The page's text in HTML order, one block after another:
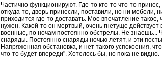
Частично функционируют. Где-то кто-то что-то
откуда-то, дверь принесли, поставили, но ни мебели,
приходится где-то доставать. Мое впечатление такое,
нужен. Какой-то он мертвый, очень гнетуще действует
военные, по ночам постоянно обстрелы. Не знаешь...
снаряды. Постоянно снаряды ночью летят, и эти
Напряженная обстановка, и нет такого успокоения,
что-то будет впереди". Хотелось бы, но пока не видно.